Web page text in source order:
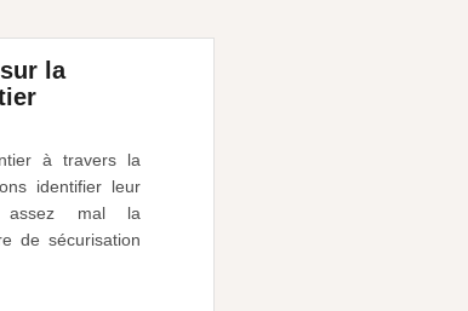
la
à travers la
identifier leur
assez mal la
de sécurisation